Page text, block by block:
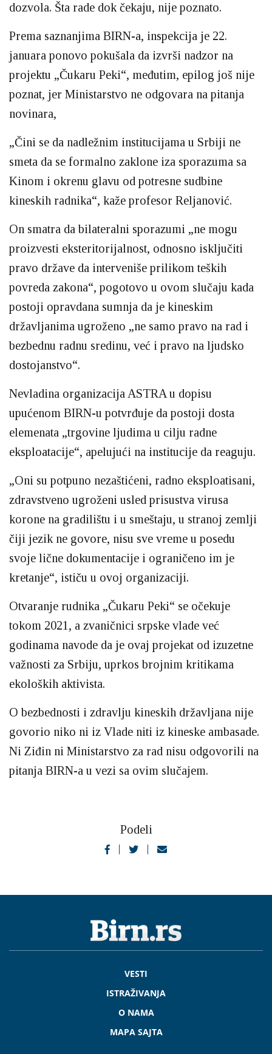
dozvola. Šta rade dok čekaju, nije poznato.
Prema saznanjima BIRN-a, inspekcija je 22.
januara ponovo pokušala da izvrši nadzor na
projektu „Čukaru Peki“, međutim, epilog još nije
poznat, jer Ministarstvo ne odgovara na pitanja
novinara,
„Čini se da nadležnim institucijama u Srbiji ne
smeta da se formalno zaklone iza sporazuma sa
Kinom i okrenu glavu od potresne sudbine
kineskih radnika“, kaže profesor Reljanović.
On smatra da bilateralni sporazumi „ne mogu
proizvesti eksteritorijalnost, odnosno isključiti
pravo države da interveniše prilikom teških
povreda zakona“, pogotovo u ovom slučaju kada
postoji opravdana sumnja da je kineskim
državljanima ugroženo „ne samo pravo na rad i
bezbednu radnu sredinu, već i pravo na ljudsko
dostojanstvo“.
Nevladina organizacija ASTRA u dopisu
upućenom BIRN-u potvrđuje da postoji dosta
elemenata „trgovine ljudima u cilju radne
eksploatacije“, apelujući na institucije da reaguju.
„Oni su potpuno nezaštićeni, radno eksploatisani,
zdravstveno ugroženi usled prisustva virusa
korone na gradilištu i u smeštaju, u stranoj zemlji
čiji jezik ne govore, nisu sve vreme u posedu
svoje lične dokumentacije i ograničeno im je
kretanje“, ističu u ovoj organizaciji.
Otvaranje rudnika „Čukaru Peki“ se očekuje
tokom 2021, a zvaničnici srpske vlade već
godinama navode da je ovaj projekat od izuzetne
važnosti za Srbiju, uprkos brojnim kritikama
ekoloških aktivista.
O bezbednosti i zdravlju kineskih državljana nije
govorio niko ni iz Vlade niti iz kineske ambasade.
Ni Ziđin ni Ministarstvo za rad nisu odgovorili na
pitanja BIRN-a u vezi sa ovim slučajem.
Podeli
VESTI
ISTRAŽIVANJA
O NAMA
MAPA SAJTA